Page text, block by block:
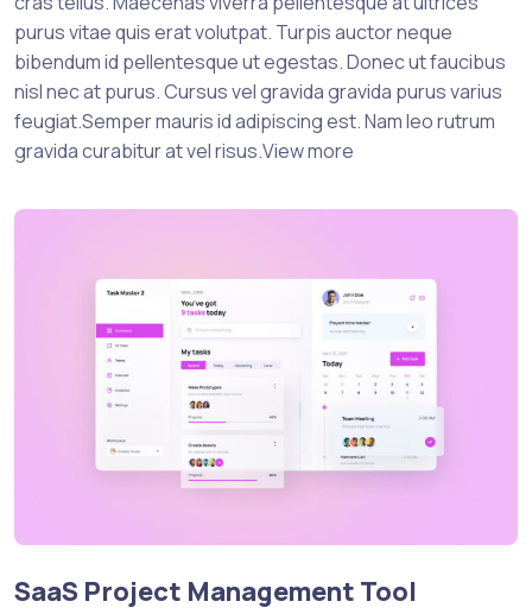
purus vitae quis erat volutpat. Turpis auctor neque
bibendum id pellentesque ut egestas. Donec ut faucibus
nisl nec at purus. Cursus vel gravida gravida purus varius
feugiat.Semper mauris id adipiscing est. Nam leo rutrum
gravida curabitur at vel risus.View more
SaaS Project Management Tool